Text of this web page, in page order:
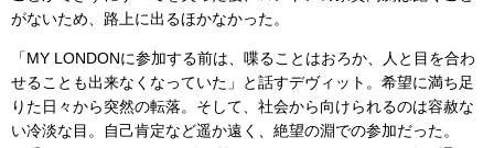
がないため、路上に出るほかなかった。
「MY LONDONに参加する前は、喋ることはおろか、人と目を合わ
せることも出来なくなっていた」と話すデヴィット。希望に満ち足
りた日々から突然の転落。そして、社会から向けられるのは容赦な
い冷淡な目。自己肯定など遥か遠く、絶望の淵での参加だった。